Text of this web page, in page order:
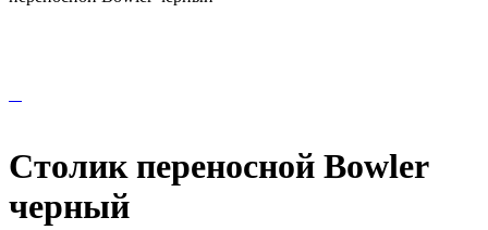
Столик переносной Bowler
черный